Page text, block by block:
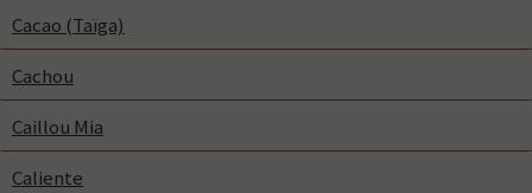
Cacao (Taïga)
Cachou
Caillou Mia
Caliente